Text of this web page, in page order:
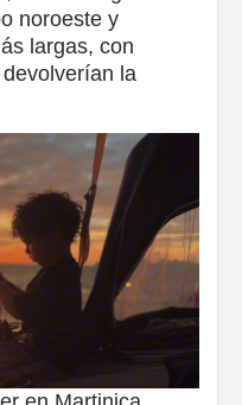
noroeste y
largas, con
la